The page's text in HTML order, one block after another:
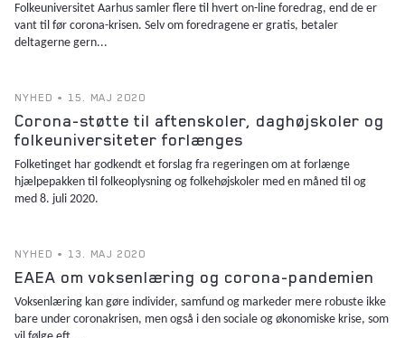
Folkeuniversitet Aarhus samler flere til hvert on-line foredrag, end de er
vant til før corona-krisen. Selv om foredragene er gratis, betaler
deltagerne gern...
NYHED • 15. MAJ 2020
Corona-støtte til aftenskoler, daghøjskoler og
folkeuniversiteter forlænges
Folketinget har godkendt et forslag fra regeringen om at forlænge
hjælpepakken til folkeoplysning og folkehøjskoler med en måned til og
med 8. juli 2020.
NYHED • 13. MAJ 2020
EAEA om voksenlæring og corona-pandemien
Voksenlæring kan gøre individer, samfund og markeder mere robuste ikke
bare under coronakrisen, men også i den sociale og økonomiske krise, som